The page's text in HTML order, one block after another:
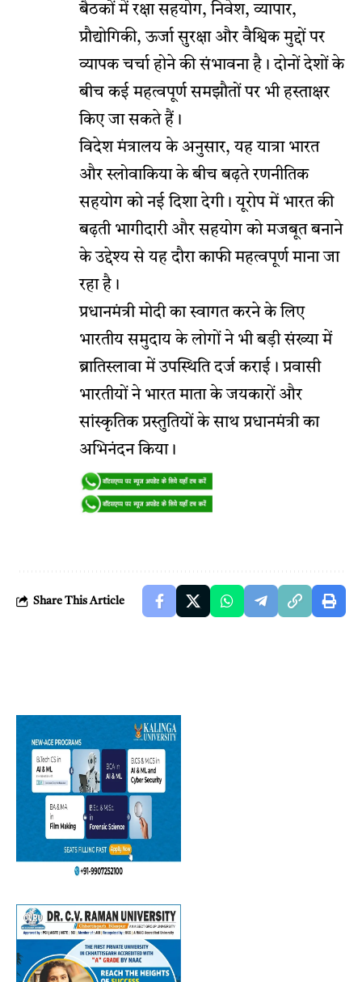
बैठकों में रक्षा सहयोग, निवेश, व्यापार,
प्रौद्योगिकी, ऊर्जा सुरक्षा और वैश्विक मुद्दों पर
व्यापक चर्चा होने की संभावना है। दोनों देशों के
बीच कई महत्वपूर्ण समझौतों पर भी हस्ताक्षर
किए जा सकते हैं।
विदेश मंत्रालय के अनुसार, यह यात्रा भारत
और स्लोवाकिया के बीच बढ़ते रणनीतिक
सहयोग को नई दिशा देगी। यूरोप में भारत की
बढ़ती भागीदारी और सहयोग को मजबूत बनाने
के उद्देश्य से यह दौरा काफी महत्वपूर्ण माना जा
रहा है।
प्रधानमंत्री मोदी का स्वागत करने के लिए
भारतीय समुदाय के लोगों ने भी बड़ी संख्या में
ब्रातिस्लावा में उपस्थिति दर्ज कराई। प्रवासी
भारतीयों ने भारत माता के जयकारों और
सांस्कृतिक प्रस्तुतियों के साथ प्रधानमंत्री का
अभिनंदन किया।
Share This Article